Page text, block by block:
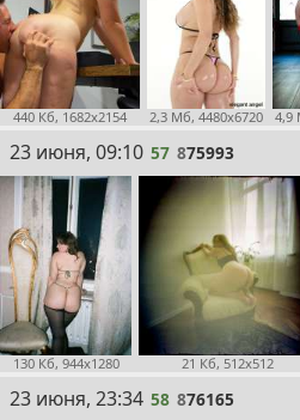
440 Кб, 1682x2154 2,3 Мб, 4480x6720 4,9
57
23 июня, 09:10 57 875993
130 Кб, 944x1280 21 Кб, 512x512
58
23 июня, 23:34 58 876165